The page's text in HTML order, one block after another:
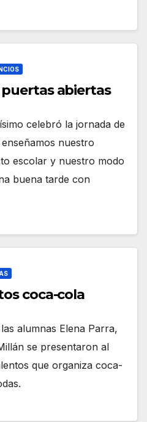
puertas abiertas
celebró la jornada de
nuestro
escolar y nuestro modo
buena tarde con
coca-cola
alumnas Elena Parra,
se presentaron al
que organiza coca-